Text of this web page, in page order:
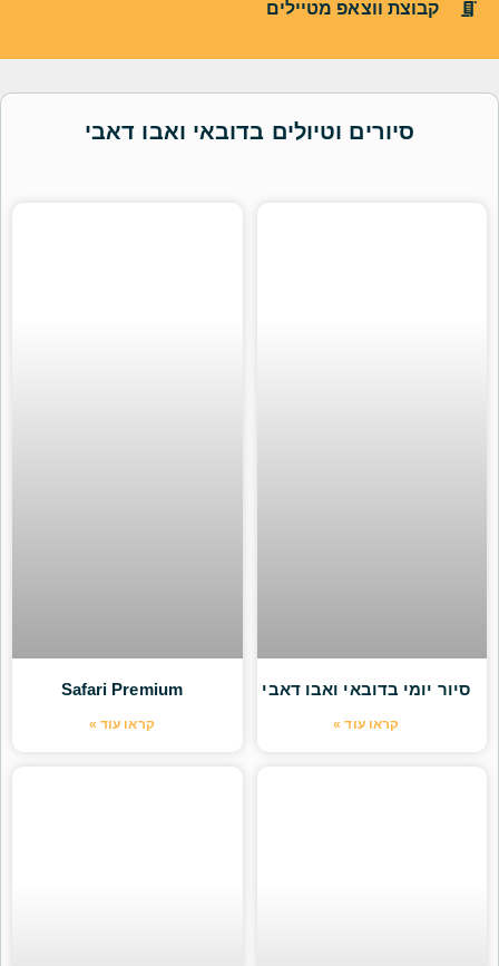
קבוצת ווצאפ מטיילים
סיורים וטיולים בדובאי ואבו דאבי
סיור יומי בדובאי ואבו דאבי
קראו עוד »
Safari Premium
קראו עוד »